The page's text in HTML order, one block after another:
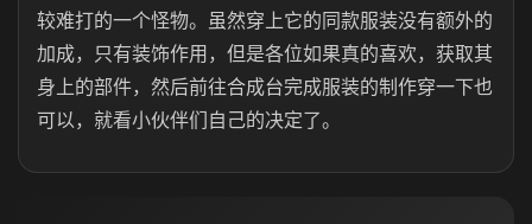
较难打的一个怪物。虽然穿上它的同款服装没有额外的
加成，只有装饰作用，但是各位如果真的喜欢，获取其
身上的部件，然后前往合成台完成服装的制作‌穿一下也
可以，就看小伙伴们自己的决定了。